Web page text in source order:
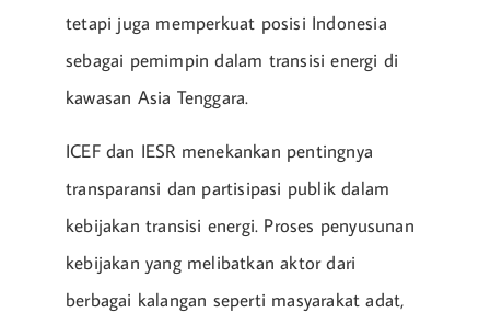
tetapi juga memperkuat posisi Indonesia
sebagai pemimpin dalam transisi energi di
kawasan Asia Tenggara.
ICEF dan IESR menekankan pentingnya
transparansi dan partisipasi publik dalam
kebijakan transisi energi. Proses penyusunan
kebijakan yang melibatkan aktor dari
berbagai kalangan seperti masyarakat adat,